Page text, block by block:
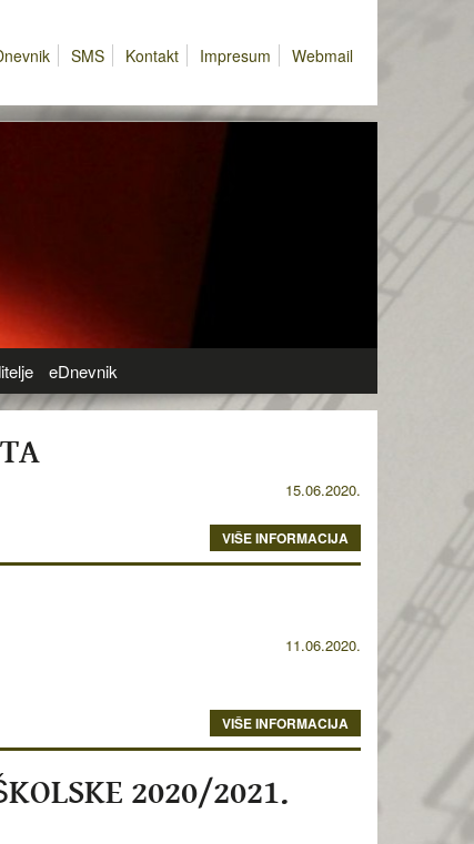
SMS Kontakt Impresum Webmail
eDnevnik
15.06.2020.
VIŠE INFORMACIJA
11.06.2020.
VIŠE INFORMACIJA
2020/2021.